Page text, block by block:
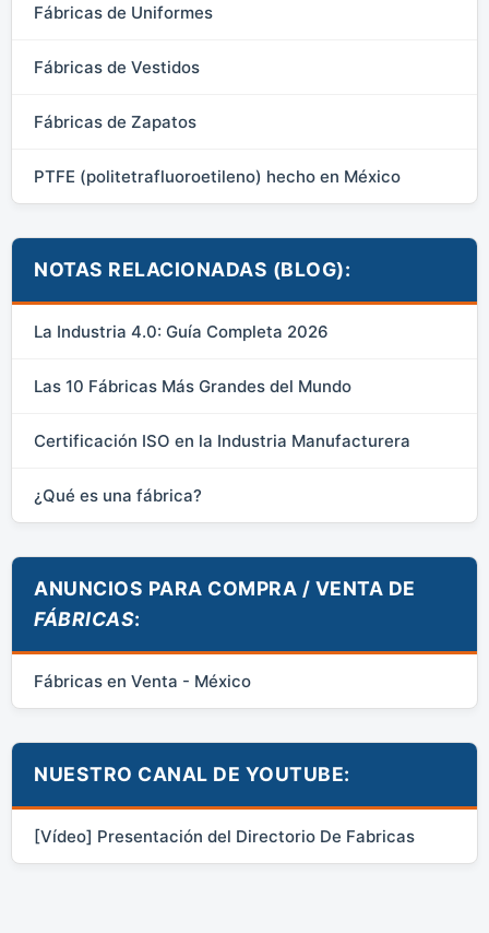
Fábricas de Uniformes
Fábricas de Vestidos
Fábricas de Zapatos
PTFE (politetrafluoroetileno) hecho en México
NOTAS RELACIONADAS (BLOG):
La Industria 4.0: Guía Completa 2026
Las 10 Fábricas Más Grandes del Mundo
Certificación ISO en la Industria Manufacturera
¿Qué es una fábrica?
ANUNCIOS PARA COMPRA / VENTA DE
FÁBRICAS:
Fábricas en Venta - México
NUESTRO CANAL DE YOUTUBE:
[Vídeo] Presentación del Directorio De Fabricas